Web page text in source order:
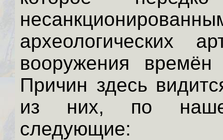
археологических
вооружения
Причин здесь
из них, по
следующие: